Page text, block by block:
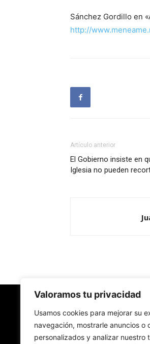
Valoramos tu privacidad
Usamos cookies para mejorar su
navegación, mostrarle anuncios o
personalizados y analizar nuestro
Sánchez Gordillo en
http://
Artículo anterior
El Gobierno insiste en
Iglesia no pueden
Redes